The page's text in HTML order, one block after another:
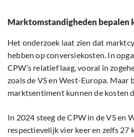
Marktomstandigheden bepalen
Het onderzoek laat zien dat
hebben op conversiekosten. In
CPW’s relatief laag, vooral in
zoals de VS en West-Europa. Maar
marktsentiment kunnen de kosten
In 2024 steeg de CPW in de VS en
respectievelijk vier keer en zelfs 27